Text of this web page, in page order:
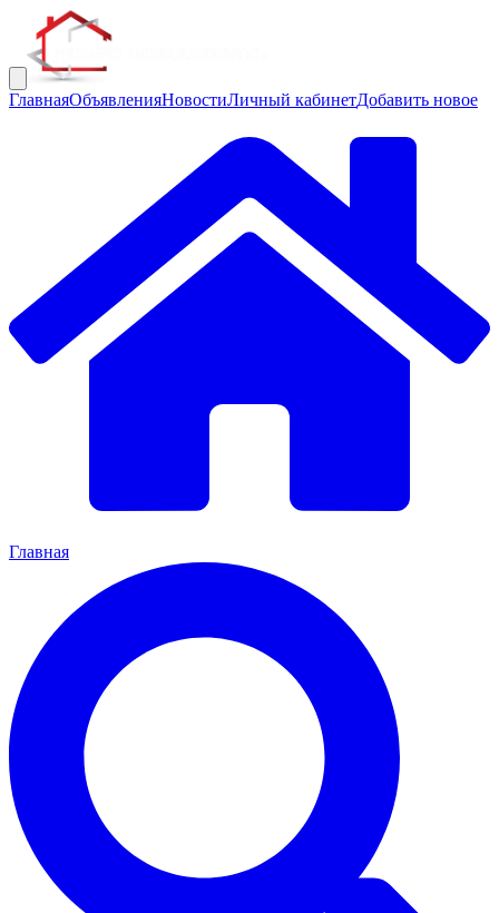
ГлавнаяОбъявленияНовостиЛичный кабинетДобавить новое
Главная